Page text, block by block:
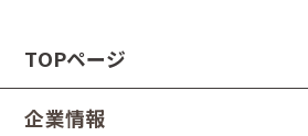
TOPページ
企業情報